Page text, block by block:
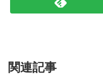
関連記事